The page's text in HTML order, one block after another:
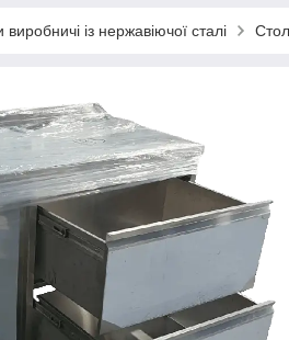
виробничі із нержавіючої сталі